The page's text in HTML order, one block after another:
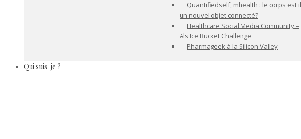
Quantifiedself, mhealth : le corps est il
un nouvel objet connecté?
Healthcare Social Media Community –
Als Ice Bucket Challenge
Pharmageek à la Silicon Valley
Qui suis-je ?